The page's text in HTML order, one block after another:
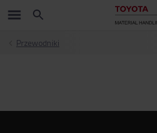
Przewodniki